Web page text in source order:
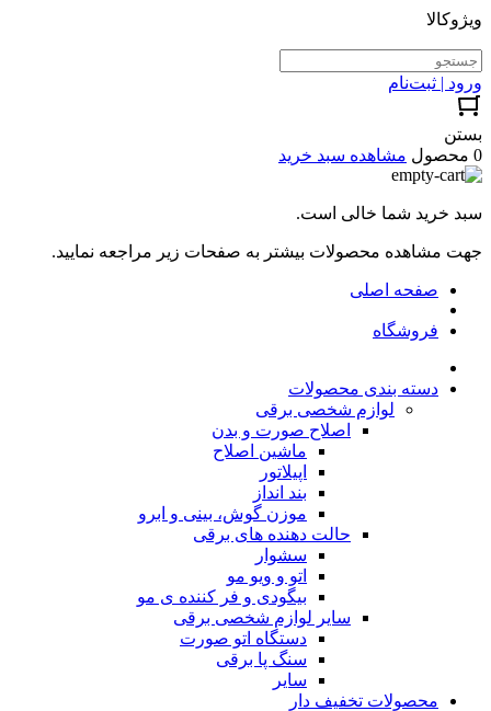
ویژوکالا
ورود | ثبت‌نام
بستن
0 محصول
مشاهده سبد خرید
سبد خرید شما خالی است.
جهت مشاهده محصولات بیشتر به صفحات زیر مراجعه نمایید.
صفحه اصلی
فروشگاه
دسته بندی محصولات
لوازم شخصی برقی
اصلاح صورت و بدن
ماشین اصلاح
اپیلاتور
بند انداز
موزن گوش، بینی و ابرو
حالت دهنده های برقی
سشوار
اتو و ویو مو
بیگودی و فر کننده ی مو
سایر لوازم شخصی برقی
دستگاه اتو صورت
سنگ پا برقی
سایر
محصولات تخفیف دار